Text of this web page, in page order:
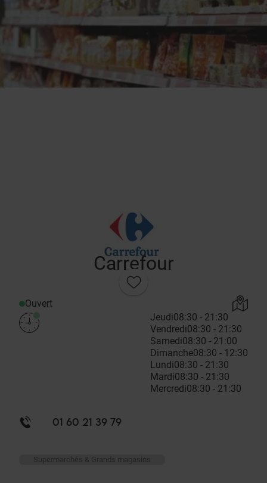
Carrefour
Ouvert
Jeudi08:30 - 21:30
Vendredi08:30 - 21:30
Samedi08:30 - 21:00
Dimanche08:30 - 12:30
Lundi08:30 - 21:30
Mardi08:30 - 21:30
Mercredi08:30 - 21:30
01 60 21 39 79
Supermarchés & Grands magasins